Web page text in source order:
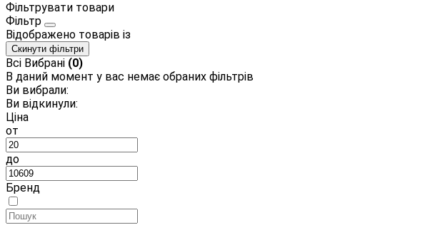
Фільтрувати товари
Фільтр
Відображено товарів із
Скинути фільтри
Всі Вибрані (0)
В даний момент у вас немає обраних фільтрів
Ви вибрали:
Ви відкинули:
Ціна
от
до
Бренд